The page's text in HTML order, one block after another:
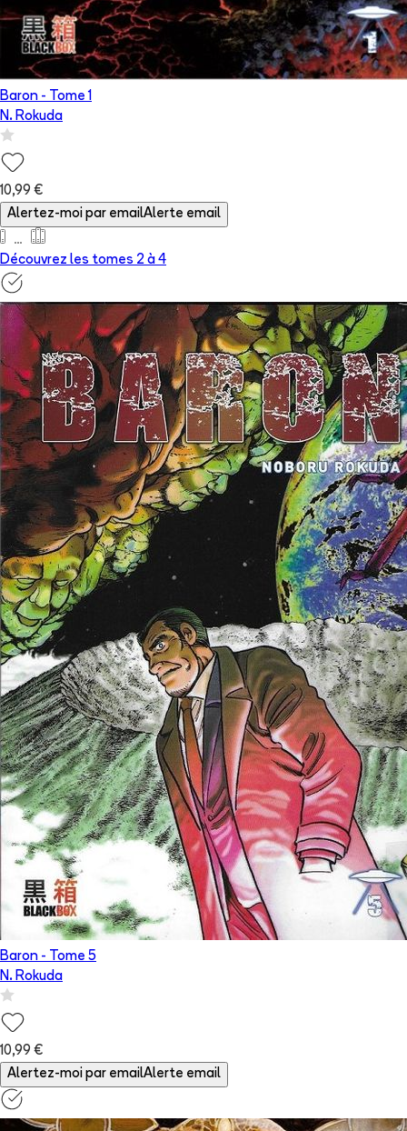
Baron - Tome 1
N. Rokuda
10,99 €
Alertez-moi par emailAlerte email
Découvrez les tomes 2 à 4
Baron - Tome 5
N. Rokuda
10,99 €
Alertez-moi par emailAlerte email